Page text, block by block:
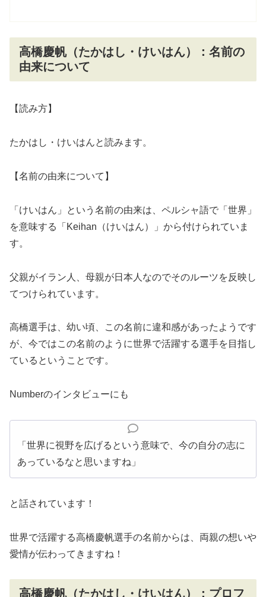
高橋慶帆（たかはし・けいはん）：名前の
由来について
【読み方】
たかはし・けいはんと読みます。
【名前の由来について】
「けいはん」という名前の由来は、ペルシャ語で「世界」
を意味する「Keihan（けいはん）」から付けられていま
す。
父親がイラン人、母親が日本人なのでそのルーツを反映し
てつけられています。
高橋選手は、幼い頃、この名前に違和感があったようです
が、今ではこの名前のように世界で活躍する選手を目指し
ているということです。
Numberのインタビューにも
「世界に視野を広げるという意味で、今の自分の志に
あっているなと思いますね」
と話されています！
世界で活躍する高橋慶帆選手の名前からは、両親の想いや
愛情が伝わってきますね！
高橋慶帆（たかはし・けいはん）：プロフ